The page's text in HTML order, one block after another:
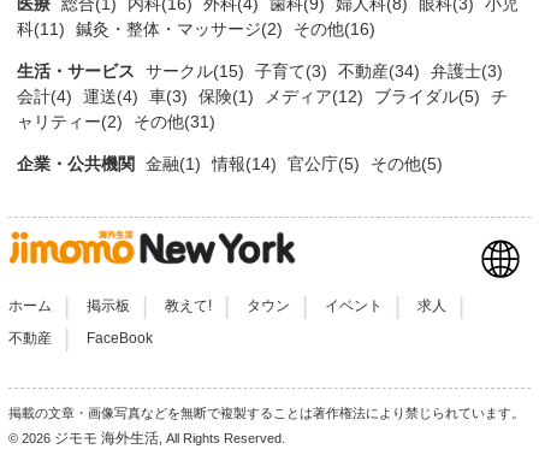
科(11)
鍼灸・整体・マッサージ(2) その他(16)
生活・サービス サークル(15) 子育て(3) 不動産(34)
弁護士(3)
会計(4)
運送(4) 車(3) 保険(1) メディア(12) ブライダル(5)
チ
ャリティー(2)
その他(31)
企業・公共機関 金融(1) 情報(14) 官公庁(5) その他(5)
ホーム 掲示板 教えて! タウン イベント 求人
不動産 FaceBook
掲載の文章・画像写真などを無断で複製することは著作権法により禁じられています。
© 2026 ジモモ 海外生活 , All Rights Reserved.